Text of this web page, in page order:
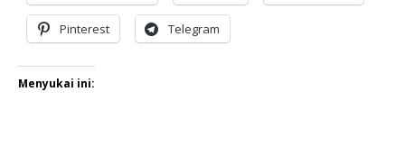
Pinterest Telegram
Menyukai ini: